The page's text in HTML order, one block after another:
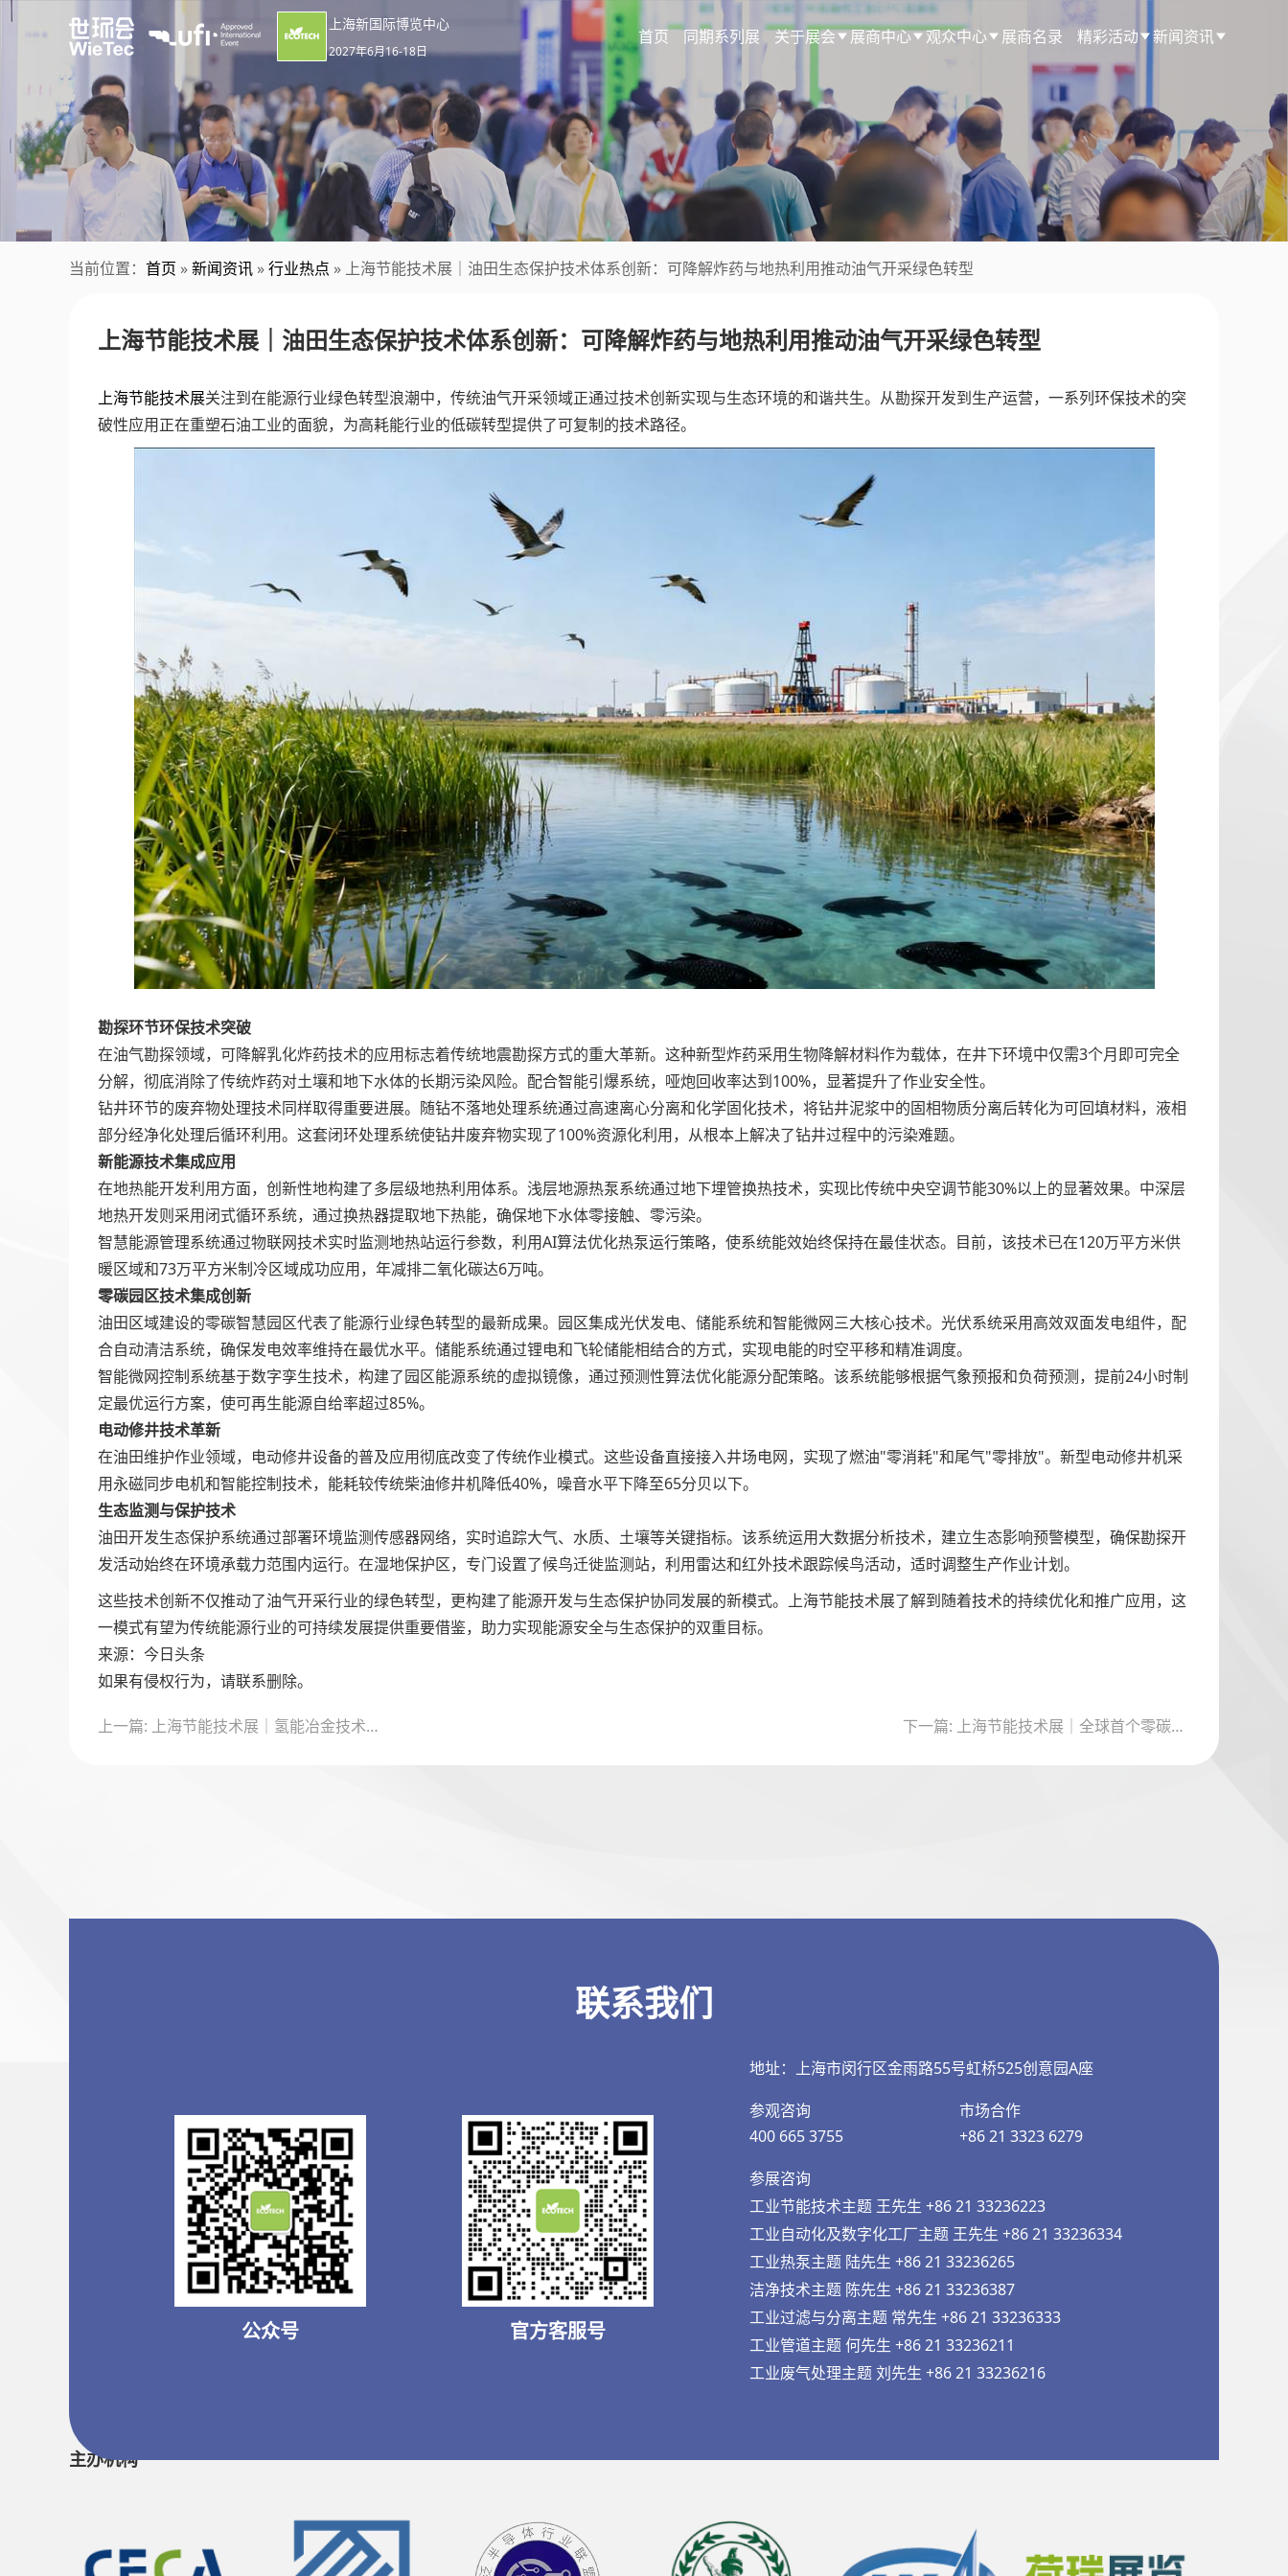
上海新国际博览中心
2027年6月16-18日
首页 同期系列展 关于展会 展商中心 观众中心 展商名录 精彩活动 新闻资讯
当前位置： 首页 »新闻资讯 »行业热点 » 上海节能技术展｜油田生态保护技术体系创新：可降解炸药与地热利用推动油气开采绿色转型
上海节能技术展｜油田生态保护技术体系创新：可降解炸药与地热利用推动油气开采绿色转型
上海节能技术展关注到在能源行业绿色转型浪潮中，传统油气开采领域正通过技术创新实现与生态环境的和谐共生。从勘探开发到生产运营，一系列环保技术的突
破性应用正在重塑石油工业的面貌，为高耗能行业的低碳转型提供了可复制的技术路径。
勘探环节环保技术突破
在油气勘探领域，可降解乳化炸药技术的应用标志着传统地震勘探方式的重大革新。这种新型炸药采用生物降解材料作为载体，在井下环境中仅需3个月即可完全
分解，彻底消除了传统炸药对土壤和地下水体的长期污染风险。配合智能引爆系统，哑炮回收率达到100%，显著提升了作业安全性。
钻井环节的废弃物处理技术同样取得重要进展。随钻不落地处理系统通过高速离心分离和化学固化技术，将钻井泥浆中的固相物质分离后转化为可回填材料，液相
部分经净化处理后循环利用。这套闭环处理系统使钻井废弃物实现了100%资源化利用，从根本上解决了钻井过程中的污染难题。
新能源技术集成应用
在地热能开发利用方面，创新性地构建了多层级地热利用体系。浅层地源热泵系统通过地下埋管换热技术，实现比传统中央空调节能30%以上的显著效果。中深层
地热开发则采用闭式循环系统，通过换热器提取地下热能，确保地下水体零接触、零污染。
智慧能源管理系统通过物联网技术实时监测地热站运行参数，利用AI算法优化热泵运行策略，使系统能效始终保持在最佳状态。目前，该技术已在120万平方米供
暖区域和73万平方米制冷区域成功应用，年减排二氧化碳达6万吨。
零碳园区技术集成创新
油田区域建设的零碳智慧园区代表了能源行业绿色转型的最新成果。园区集成光伏发电、储能系统和智能微网三大核心技术。光伏系统采用高效双面发电组件，配
合自动清洁系统，确保发电效率维持在最优水平。储能系统通过锂电和飞轮储能相结合的方式，实现电能的时空平移和精准调度。
智能微网控制系统基于数字孪生技术，构建了园区能源系统的虚拟镜像，通过预测性算法优化能源分配策略。该系统能够根据气象预报和负荷预测，提前24小时制
定最优运行方案，使可再生能源自给率超过85%。
电动修井技术革新
在油田维护作业领域，电动修井设备的普及应用彻底改变了传统作业模式。这些设备直接接入井场电网，实现了燃油"零消耗"和尾气"零排放"。新型电动修井机采
用永磁同步电机和智能控制技术，能耗较传统柴油修井机降低40%，噪音水平下降至65分贝以下。
生态监测与保护技术
油田开发生态保护系统通过部署环境监测传感器网络，实时追踪大气、水质、土壤等关键指标。该系统运用大数据分析技术，建立生态影响预警模型，确保勘探开
发活动始终在环境承载力范围内运行。在湿地保护区，专门设置了候鸟迁徙监测站，利用雷达和红外技术跟踪候鸟活动，适时调整生产作业计划。
这些技术创新不仅推动了油气开采行业的绿色转型，更构建了能源开发与生态保护协同发展的新模式。上海节能技术展了解到随着技术的持续优化和推广应用，这
一模式有望为传统能源行业的可持续发展提供重要借鉴，助力实现能源安全与生态保护的双重目标。
来源：今日头条
如果有侵权行为，请联系删除。
章
上一篇: 上海节能技术展｜氢能冶金技术新突破：纳米级还原工艺实现硅钢表面零氧化处理 下一篇: 上海节能技术展｜全球首个零碳负极材料工厂落地，五大技术路径破解高耗能产业减碳难题
联系我们
公众号 官方客服号
地址：上海市闵行区金雨路55号虹桥525创意园A座
参观咨询
400 665 3755
市场合作
+86 21 3323 6279
参展咨询
工业节能技术主题 王先生 +86 21 33236223
工业自动化及数字化工厂主题 王先生 +86 21 33236334
工业热泵主题 陆先生 +86 21 33236265
洁净技术主题 陈先生 +86 21 33236387
工业过滤与分离主题 常先生 +86 21 33236333
工业管道主题 何先生 +86 21 33236211
工业废气处理主题 刘先生 +86 21 33236216
主办机构